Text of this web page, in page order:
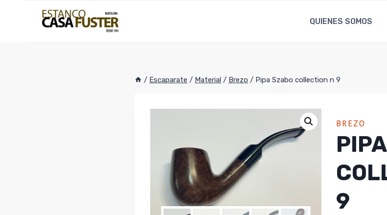
QUIENES SOMOS
/ Escaparate / Material / Brezo / Pipa Szabo collection n 9
BREZO
9